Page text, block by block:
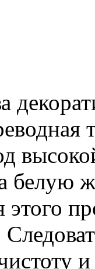
белую